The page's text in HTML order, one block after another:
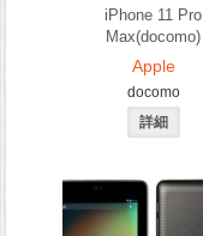
iPhone 11 Pro
Max(docomo)
Apple
docomo